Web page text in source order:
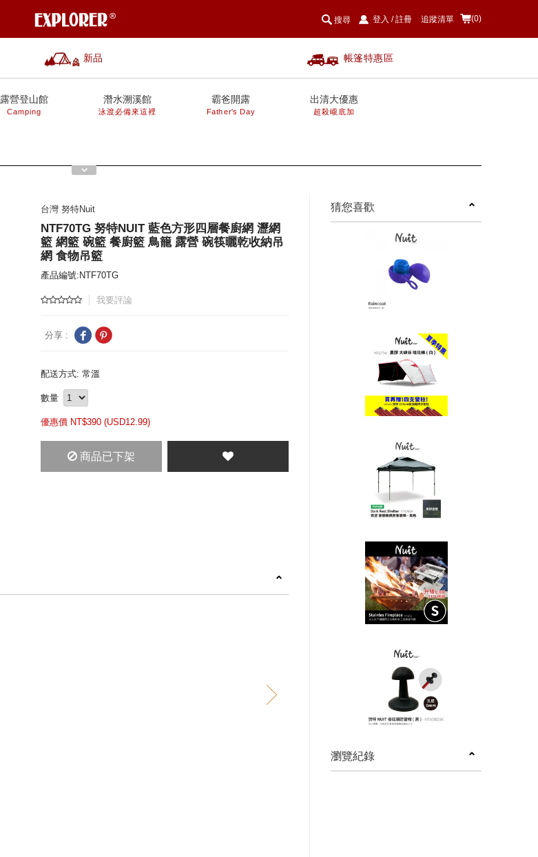
(0)
登入 / 註冊 追蹤清單
新品 帳篷特惠區
搜尋
露營登山館
Camping
潛水溯溪館
泳渡必備來這裡
霸爸開露
Father's Day
出清大優惠
超殺巄底加
台灣 努特Nuit
NTF70TG 努特NUIT 藍色方形四層餐廚網 瀝網
籃 網籃 碗籃 餐廚籃 鳥籠 露營 碗筷曬乾收納吊
網 食物吊籃
產品編號:NTF70TG
我要評論
分享 :
配送方式: 常溫
數量
優惠價 NT$390 (USD12.99)
商品已下架
next
猜您喜歡
瀏覽紀錄